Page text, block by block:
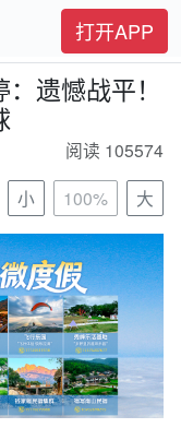
打开APP
遗憾战平！
阅读 105574
小
100% 大